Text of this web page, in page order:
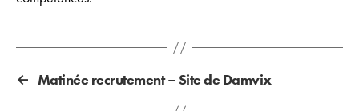
← Matinée recrutement – Site de Damvix